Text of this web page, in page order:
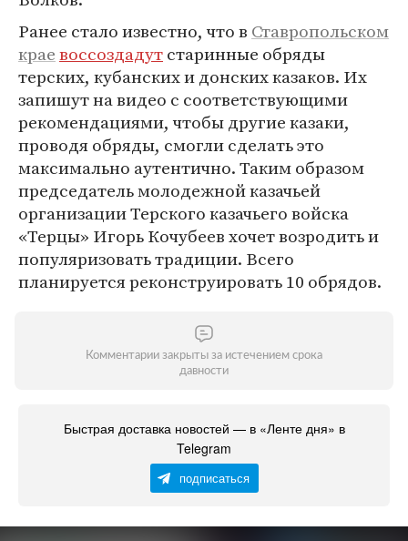
Ранее стало известно, что в Ставропольском
краевоссоздадутстаринные обряды
терских, кубанских и донских казаков. Их
запишут на видео с соответствующими
рекомендациями, чтобы другие казаки,
проводя обряды, смогли сделать это
максимально аутентично. Таким образом
председатель молодежной казачьей
организации Терского казачьего войска
«Терцы» Игорь Кочубеев хочет возродить и
популяризовать традиции. Всего
планируется реконструировать 10 обрядов.
Комментарии закрыты за истечением срока
давности
Быстрая доставка новостей — в «Ленте дня» в
Telegram
подписаться